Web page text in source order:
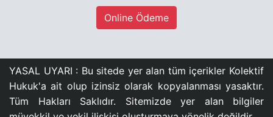
Online Ödeme
YASAL UYARI : Bu sitede yer alan tüm içerikler Kolektif
Hukuk'a ait olup izinsiz olarak kopyalanması yasaktır.
Tüm Hakları Saklıdır. Sitemizde yer alan bilgiler